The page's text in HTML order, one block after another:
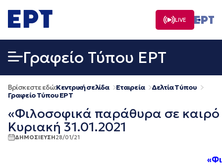
σε
περιεχόμενο
LIVE
Γραφείο Τύπου ΕΡΤ
Βρίσκεστε εδώ:Κεντρική σελίδα Εταιρεία
Δελτία Τύπου
Γραφείο Τύπου ΕΡΤ
«Φιλοσοφικά παράθυρα σε
Κυριακή 31.01.2021
ΔΗΜΟΣΙΕΥΣΗ28/01/21